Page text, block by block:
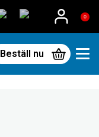
0
Beställ nu